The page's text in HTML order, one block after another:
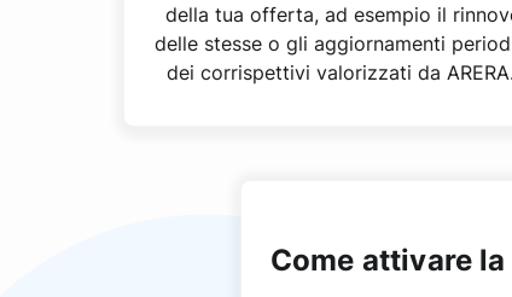
della tua offerta, ad esempio il
delle stesse o gli aggiornamenti
dei corrispettivi valorizzati da ARERA.
Come attivare